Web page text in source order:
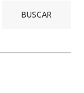
BUSCAR